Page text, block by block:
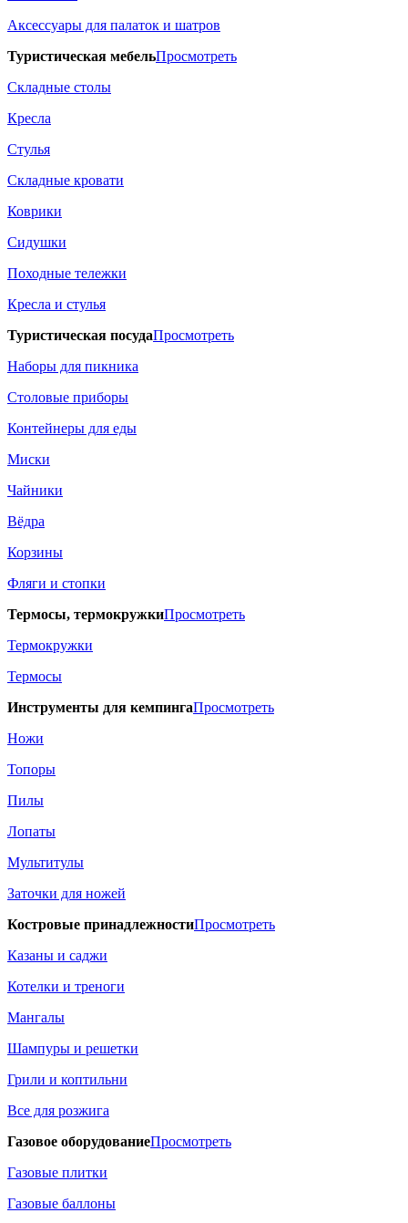
Аксессуары для палаток и шатров
Туристическая мебельПросмотреть
Складные столы
Кресла
Стулья
Складные кровати
Коврики
Сидушки
Походные тележки
Кресла и стулья
Туристическая посудаПросмотреть
Наборы для пикника
Столовые приборы
Контейнеры для еды
Миски
Чайники
Вёдра
Корзины
Фляги и стопки
Термосы, термокружкиПросмотреть
Термокружки
Термосы
Инструменты для кемпингаПросмотреть
Ножи
Топоры
Пилы
Лопаты
Мультитулы
Заточки для ножей
Костровые принадлежностиПросмотреть
Казаны и саджи
Котелки и треноги
Мангалы
Шампуры и решетки
Грили и коптильни
Все для розжига
Газовое оборудованиеПросмотреть
Газовые плитки
Газовые баллоны